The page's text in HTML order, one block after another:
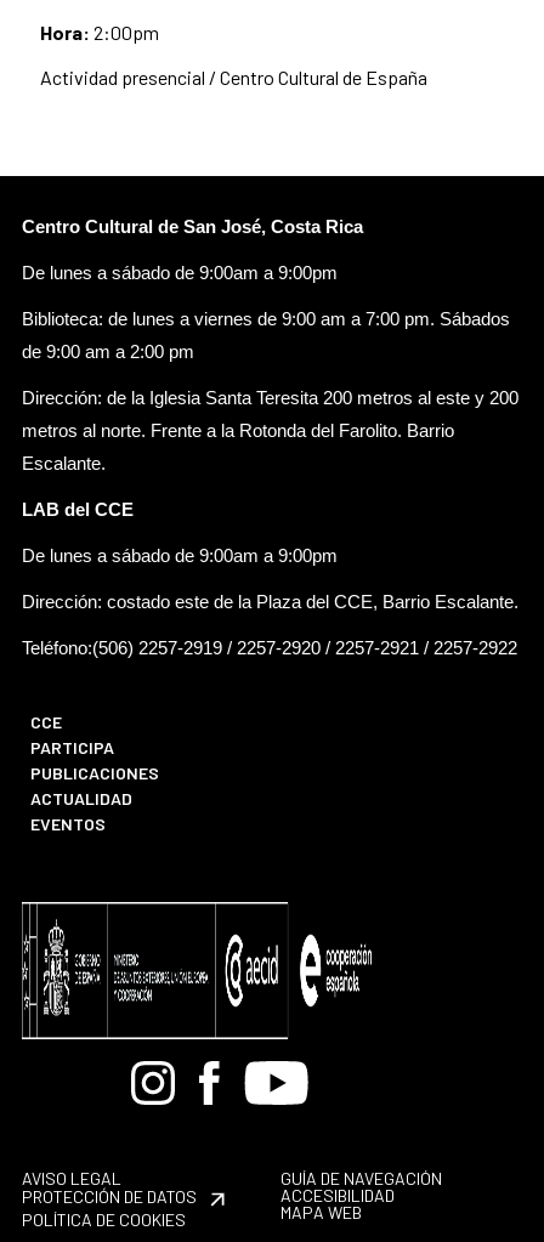
Hora: 2:00pm
Actividad presencial / Centro Cultural de España
Centro Cultural de San José, Costa Rica
De lunes a sábado de 9:00am a 9:00pm
Biblioteca: de lunes a viernes de 9:00 am a 7:00 pm. Sábados
de 9:00 am a 2:00 pm
Dirección: de la Iglesia Santa Teresita 200 metros al este y 200
metros al norte. Frente a la Rotonda del Farolito. Barrio
Escalante.
LAB del CCE
De lunes a sábado de 9:00am a 9:00pm
Dirección: costado este de la Plaza del CCE, Barrio Escalante.
Teléfono:(506) 2257-2919 / 2257-2920 / 2257-2921 / 2257-2922
CCE
PARTICIPA
PUBLICACIONES
ACTUALIDAD
EVENTOS
BandcampInstagramFacebook
Youtube
AVISO LEGAL
PROTECCIÓN DE DATOS
POLÍTICA DE COOKIES
GUÍA DE NAVEGACIÓN
ACCESIBILIDAD
MAPA WEB